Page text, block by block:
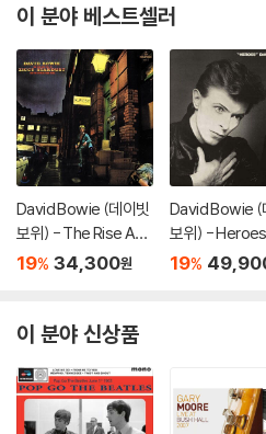
이 분야 베스트셀러
David Bowie (데이빗
보위) - The Rise And
Fall Of Ziggy Stardu
19% 34,300원
David Bowie (
보위) -
19%
이 분야 신상품